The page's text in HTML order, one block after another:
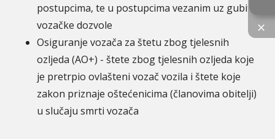
postupcima, te u postupcima vezanim uz gubitak
vozačke dozvole
Osiguranje vozača za štetu zbog tjelesnih
ozljeda (AO+) - štete zbog tjelesnih ozljeda koje
je pretrpio ovlašteni vozač vozila i štete koje
zakon priznaje oštećenicima (članovima obitelji)
u slučaju smrti vozača
×